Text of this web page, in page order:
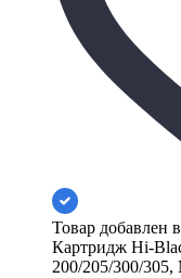
Товар добавлен в
Картридж Hi-
200/205/300/305,